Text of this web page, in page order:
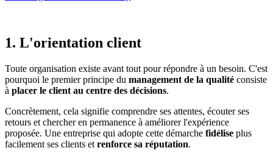
1. L'orientation client
Toute organisation existe avant tout pour répondre à un besoin. C'est
pourquoi le premier principe du management de la qualité consiste
à placer le client au centre des décisions.
Concrètement, cela signifie comprendre ses attentes, écouter ses
retours et chercher en permanence à améliorer l'expérience
proposée. Une entreprise qui adopte cette démarche fidélise plus
facilement ses clients et renforce sa réputation.